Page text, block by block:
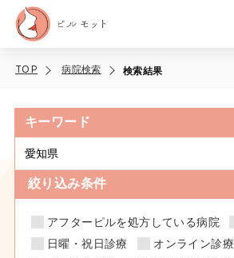
TOP 病院検索 検索結果
キーワード
絞り込み条件
アフターピルを処方している病院
日曜・祝日診療
オンライン診療